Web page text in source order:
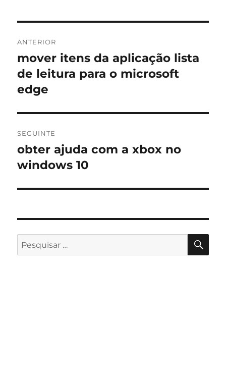
de
artigos
ANTERIOR
Artigo
anterior:
mover itens da aplicação lista
de leitura para o microsoft
edge
SEGUINTE
Artigo
seguinte:
obter ajuda com a xbox no
windows 10
Pesquisar
por: